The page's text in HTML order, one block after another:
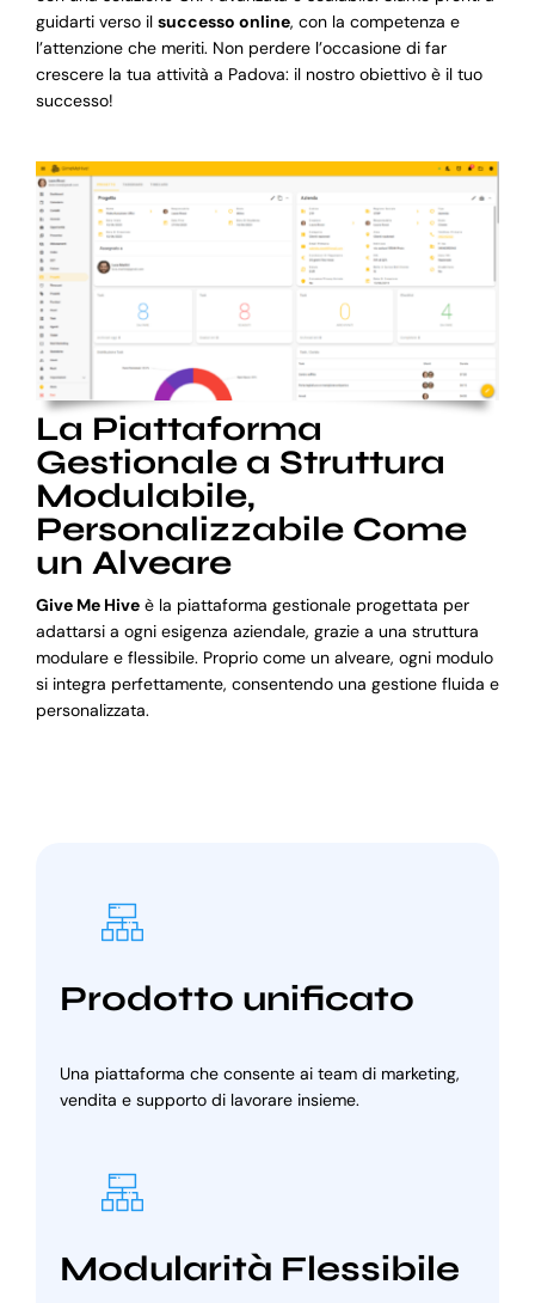
guidarti verso il successo online, con la competenza e
l’attenzione che meriti. Non perdere l’occasione di far
crescere la tua attività a Padova: il nostro obiettivo è il tuo
successo!
La Piattaforma
Gestionale a Struttura
Modulabile,
Personalizzabile Come
un Alveare
Give Me Hiveè la piattaforma gestionale progettata per
adattarsi a ogni esigenza aziendale, grazie a una struttura
modulare e flessibile. Proprio come un alveare, ogni modulo
si integra perfettamente, consentendo una gestione fluida e
personalizzata.
Prodotto unificato
Una piattaforma che consente ai team di marketing,
vendita e supporto di lavorare insieme.
Modularità Flessibile